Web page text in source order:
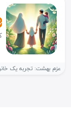
عزم بهشت: تجربه یک